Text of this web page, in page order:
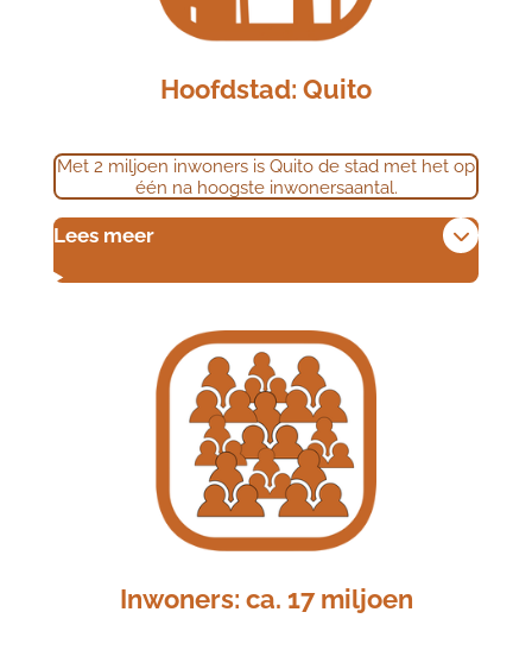
Hoofdstad: Quito
Met 2 miljoen inwoners is Quito de stad met het op
één na hoogste inwonersaantal.
Lees meer
Inwoners: ca. 17 miljoen